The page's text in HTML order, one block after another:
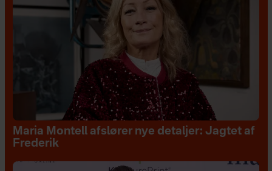
Maria Montell afslører nye detaljer: Jagtet af
Frederik